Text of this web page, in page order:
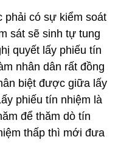
phải có sự kiểm soát
sát sẽ sinh tự tung
quyết lấy phiếu tín
nhân dân rất đồng
biệt được giữa lấy
phiếu tín nhiệm là
để thăm dò tín
thấp thì mới đưa